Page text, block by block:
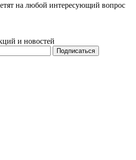
на любой интересующий вопрос
и новостей
Подписаться